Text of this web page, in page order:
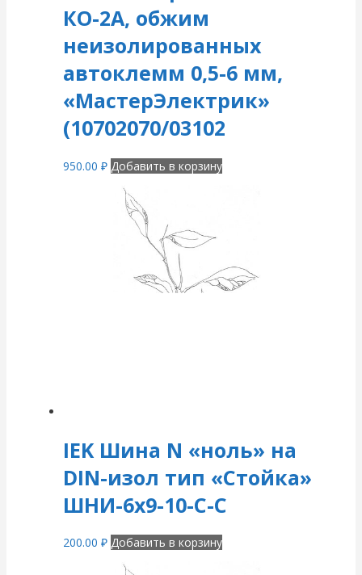
КО-2А, обжим
неизолированных
автоклемм 0,5-6 мм,
«МастерЭлектрик»
(10702070/03102
950.00 ₽ Добавить в корзину
IEK Шина N «ноль» на
DIN-изол тип «Стойка»
ШНИ-6х9-10-С-С
200.00 ₽ Добавить в корзину